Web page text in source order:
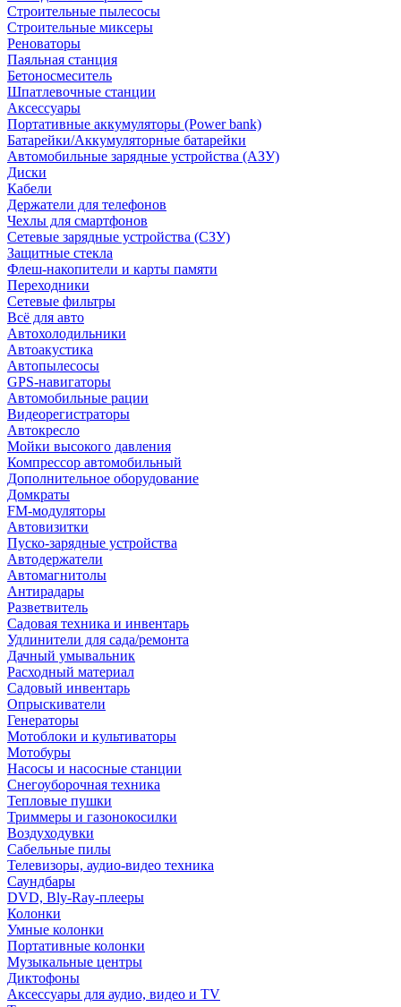
Строительные пылесосы
Строительные миксеры
Реноваторы
Паяльная станция
Бетоносмеситель
Шпатлевочные станции
Аксессуары
Портативные аккумуляторы (Power bank)
Батарейки/Аккумуляторные батарейки
Автомобильные зарядные устройства (АЗУ)
Диски
Кабели
Держатели для телефонов
Чехлы для смартфонов
Сетевые зарядные устройства (СЗУ)
Защитные стекла
Флеш-накопители и карты памяти
Переходники
Сетевые фильтры
Всё для авто
Автохолодильники
Автоакустика
Автопылесосы
GPS-навигаторы
Автомобильные рации
Видеорегистраторы
Автокресло
Мойки высокого давления
Компрессор автомобильный
Дополнительное оборудование
Домкраты
FM-модуляторы
Автовизитки
Пуско-зарядные устройства
Автодержатели
Автомагнитолы
Антирадары
Разветвитель
Садовая техника и инвентарь
Удлинители для сада/ремонта
Дачный умывальник
Расходный материал
Садовый инвентарь
Опрыскиватели
Генераторы
Мотоблоки и культиваторы
Мотобуры
Насосы и насосные станции
Снегоуборочная техника
Тепловые пушки
Триммеры и газонокосилки
Воздуходувки
Сабельные пилы
Телевизоры, аудио-видео техника
Саундбары
DVD, Bly-Ray-плееры
Колонки
Умные колонки
Портативные колонки
Музыкальные центры
Диктофоны
Аксессуары для аудио, видео и TV